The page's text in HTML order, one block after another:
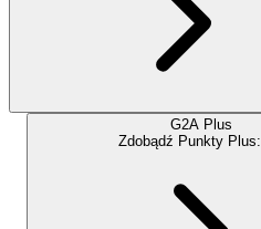
G2A Plus
Zdobądź Punkty Plus: